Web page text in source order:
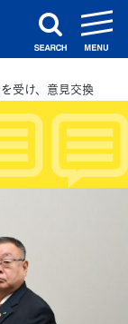
search
受け、意見交換